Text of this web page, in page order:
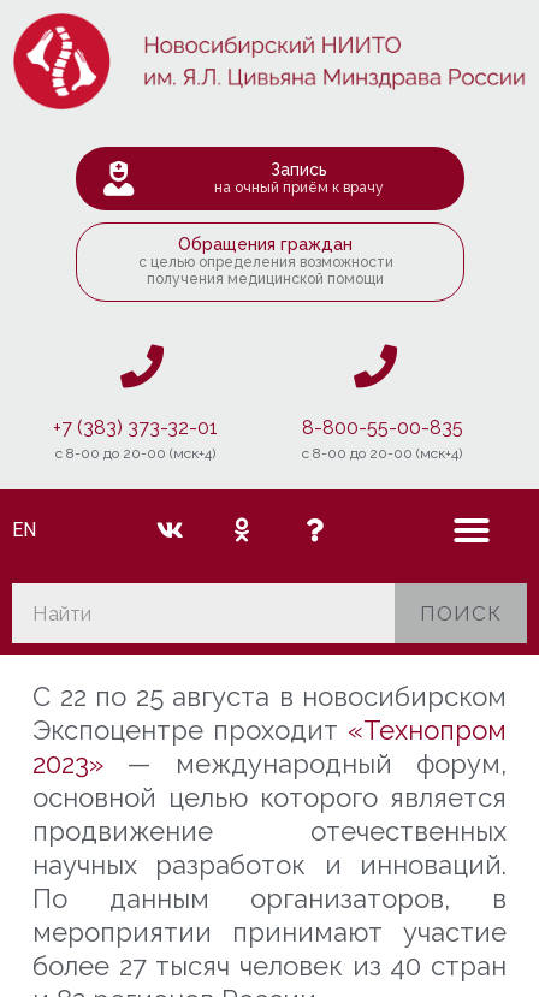
Запись
на очный приём к врачу
Обращения граждан
с целью определения возможности
получения медицинской помощи
+7 (383) 373-32-01
c 8-00 до 20-00 (мск+4)
8-800-55-00-835
c 8-00 до 20-00 (мск+4)
EN
ПОИСК
С 22 по 25 августа в новосибирском
Экспоцентре проходит «Технопром
2023» — международный форум,
основной целью которого является
продвижение отечественных
научных разработок и инноваций.
По данным организаторов, в
мероприятии принимают участие
более 27 тысяч человек из 40 стран